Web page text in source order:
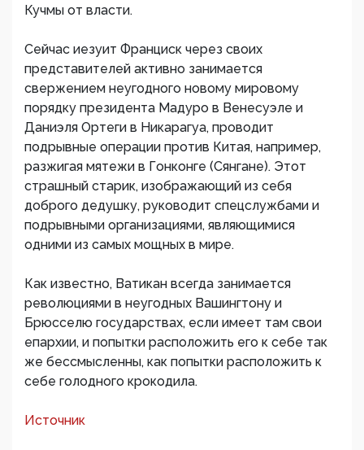
Кучмы от власти.
Сейчас иезуит Франциск через своих
представителей активно занимается
свержением неугодного новому мировому
порядку президента Мадуро в Венесуэле и
Даниэля Ортеги в Никарагуа, проводит
подрывные операции против Китая, например,
разжигая мятежи в Гонконге (Сянгане). Этот
страшный старик, изображающий из себя
доброго дедушку, руководит спецслужбами и
подрывными организациями, являющимися
одними из самых мощных в мире.
Как известно, Ватикан всегда занимается
революциями в неугодных Вашингтону и
Брюсселю государствах, если имеет там свои
епархии, и попытки расположить его к себе так
же бессмысленны, как попытки расположить к
себе голодного крокодила.
Источник